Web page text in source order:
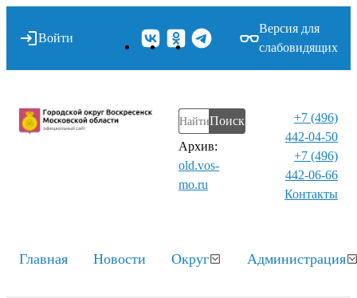
Войти
Версия для
слабовидящих
Поиск
Архив:
old.vos-
mo.ru
+7 (496)
442-04-50
+7 (496)
442-06-66
Контакты⁠
Главная Новости Округ Администрация